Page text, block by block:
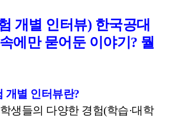
개별 인터뷰) 한국공대
에만 묻어둔 이야기? 뭘
개별 인터뷰란?
생들의 다양한 경험(학습·대학